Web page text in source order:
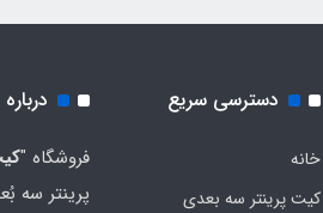
دسترسی سریع
خانه
کیت پرینتر سه بعدی
فروشگاه "
پرینتر سه